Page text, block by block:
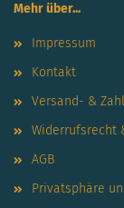
Mehr über...
Impressum
Kontakt
Versand- &
Widerrufsrecht
AGB
Privatsphäre